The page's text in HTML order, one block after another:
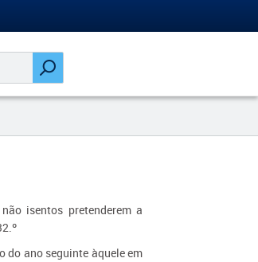
isentos pretenderem a
do ano seguinte àquele em